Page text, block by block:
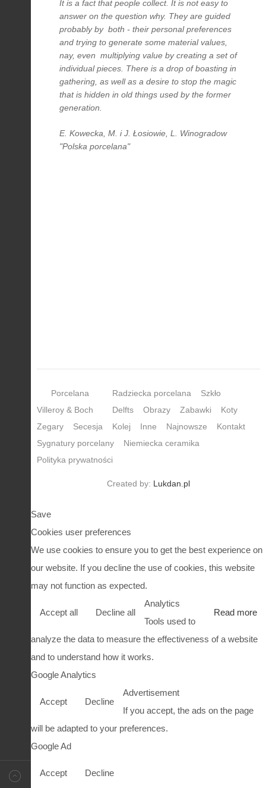
It is a fact that people collect. It is not easy to
answer on the question why. They are guided
probably by both - their personal preferences
and trying to generate some material values,
nay, even multiplying value by creating a set of
individual pieces. There is a drop of boasting in
gathering, as well as a desire to stop the magic
that is hidden in old things used by the former
generation.
E. Kowecka, M. i J. Łosiowie, L. Winogradow
"Polska porcelana"
Porcelana
Villeroy & Boch
Radziecka porcelana
Szkło
Delfts
Obrazy Zabawki
Koty
Zegary
Secesja Kolej Inne Najnowsze
Kontakt
Sygnatury porcelany
Niemiecka ceramika
Polityka prywatności
Created by: Lukdan.pl
Save
Cookies user preferences
We use cookies to ensure you to get the best experience on
our website. If you decline the use of cookies, this website
may not function as expected.
Accept all Decline all Read more
Analytics
Tools used to
analyze the data to measure the effectiveness of a website
and to understand how it works.
Google Analytics
Accept Decline
Advertisement
If you accept, the ads on the page
will be adapted to your preferences.
Google Ad
Accept Decline